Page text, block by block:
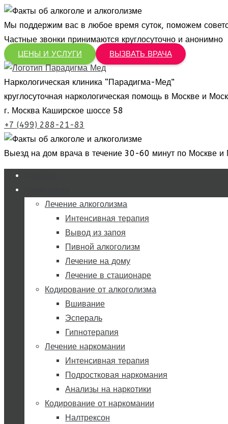
Мы поддержим вас в любое время суток, поможем
Частные звонки принимаются круглосуточно и анонимно
ЦЕНЫ И УСЛУГИ ВЫЗВАТЬ ВРАЧА
Наркологическая клиника “Парадигма-Мед”
круглосуточная наркологическая помощь в Москве и
г. Москва Каширское шоссе 58
+7 (499) 288-21-83
Выезд на дом врача в течение 30-60 минут по Москве и
Лечение алкоголизма
Интенсивная терапия
Вывод из запоя
Пивной алкоголизм
Лечение на дому
Лечение в стационаре
Кодирование от алкоголизма
Вшивание
Эспераль
Гипнотерапия
Лечение наркомании
Интенсивная терапия
Подростковая наркомания
Анализы на наркотики
Кодирование от наркомании
Налтрексон